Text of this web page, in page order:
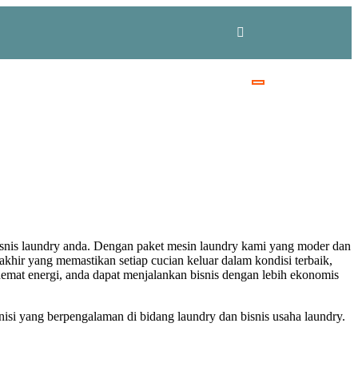
laundry anda. Dengan paket mesin laundry kami yang moder dan
yang memastikan setiap cucian keluar dalam kondisi terbaik,
energi, anda dapat menjalankan bisnis dengan lebih ekonomis
yang berpengalaman di bidang laundry dan bisnis usaha laundry.